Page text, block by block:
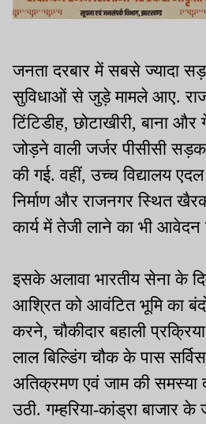
जनता दरबार में सबसे ज्यादा
सुविधाओं से जुड़े मामले आए.
टिंटिडीह, छोटाखीरी, बाना और
जोड़ने वाली जर्जर पीसीसी
की गई. वहीं, उच्च विद्यालय एदल
निर्माण और राजनगर स्थित
कार्य में तेजी लाने का भी आवेदन
इसके अलावा भारतीय सेना के
आश्रित को आवंटित भूमि का
करने, चौकीदार बहाली
लाल बिल्डिंग चौक के पास
अतिक्रमण एवं जाम की समस्या
उठी. गम्हरिया-कांड्रा बाजार